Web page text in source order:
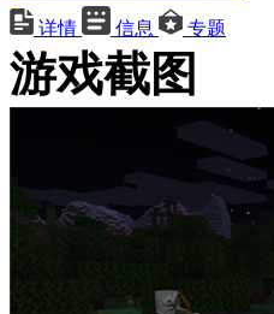
详情 信息 专题
游戏截图